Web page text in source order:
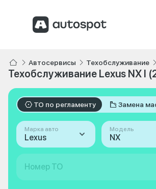
Автосервисы Техобслуживание
Техобслуживание Lexus NX I
ТО по регламенту Замена
Марка авто
Lexus
Модель
NX
Номер ТО